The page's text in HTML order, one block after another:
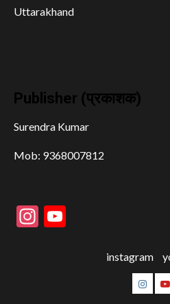
Uttarakhand
Publisher (प्रकाशक)
Surendra Kumar
Mob: 9368007812
Instagram
instagram